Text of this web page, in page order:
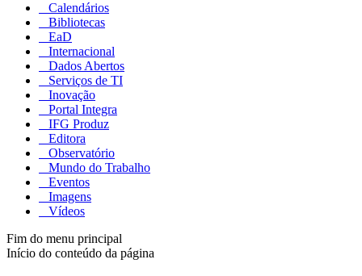
Calendários
Bibliotecas
EaD
Internacional
Dados Abertos
Serviços de TI
Inovação
Portal Integra
IFG Produz
Editora
Observatório
Mundo do Trabalho
Eventos
Imagens
Vídeos
Fim do menu principal
Início do conteúdo da página